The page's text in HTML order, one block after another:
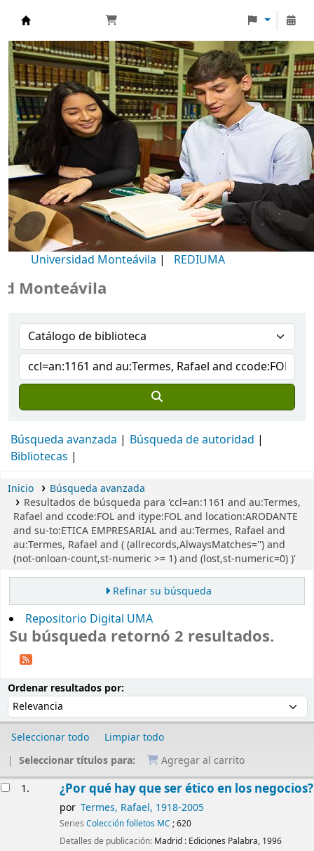
Biblioteca Universidad Monteávila
Universidad Monteávila | REDIUMA
Búsqueda avanzada
Búsqueda de autoridad
Bibliotecas
Inicio
Búsqueda avanzada
Resultados de búsqueda para 'ccl=an:1161 and au:Termes,
Rafael and ccode:FOL and itype:FOL and location:ARODANTE
and su-to:ETICA EMPRESARIAL and au:Termes, Rafael and
au:Termes, Rafael and ( (allrecords,AlwaysMatches='') and
(not-onloan-count,st-numeric >= 1) and (lost,st-numeric=0) )'
Refinar su búsqueda
Repositorio Digital UMA
Su búsqueda retornó 2 resultados.
Ordenar resultados por:
Seleccionar todo
Limpiar todo
Seleccionar títulos para:
Agregar al carrito
1. ¿Por qué hay que ser ético en los negocios?
por Termes, Rafael, 1918-2005
Series Colección folletos MC ; 620
Detalles de publicación: Madrid : Ediciones Palabra, 1996